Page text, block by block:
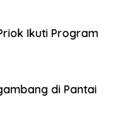
Ikuti Program
di Pantai